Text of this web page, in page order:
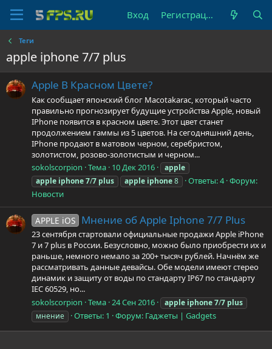
Вход Регистрация
Теги
apple iphone 7/7 plus
Apple В Красном Цвете?
Как сообщает японский блог Macotakarac, который часто
правильно прогнозирует будущие устройства Apple, новый
IPhone появится в красном цвете. Этот цвет станет
продолжением гаммы из 5 цветов. На сегодняшний день,
IPhone продают в матовом черном, серебристом,
золотистом, розово-золотистым и черном...
sokolscorpion Тема 10 Дек 2016
apple
apple iphone7/7 plus apple iphone8 Ответы: 4 Форум:
Новости
APPLE iOS Мнение об Apple Iphone 7/7 Plus
23 сентября стартовали официальные продажи Apple iPhone
7 и 7 plus в России. Безусловно, можно было приобрести их и
раньше, немного немало за 200+ тысяч рублей. Начнём же
рассматривать данные девайсы. Обе модели имеют стерео
динамик и защиту от воды по стандарту IP67 по стандарту
IEC 60529, но...
sokolscorpion Тема 24 Сен 2016 apple iphone7/7 plus
мнение
Ответы: 1 Форум: Гаджеты | Gadgets